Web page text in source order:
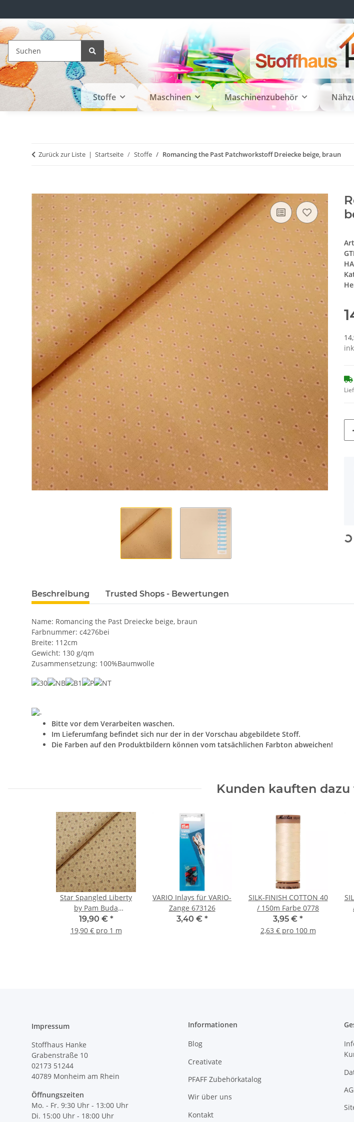
Stoffe Maschinen Maschinenzubehör
Zurück zur Liste Startseite Stoffe Romancing the Past Patchworkstoff Dreiecke beige, braun
Loading...
Beschreibung Trusted Shops - Bewertungen
Name: Romancing the Past Dreiecke beige, braun
Farbnummer: c4276bei
Breite: 112cm
Gewicht: 130 g/qm
Zusammensetzung: 100%Baumwolle
Bitte vor dem Verarbeiten waschen.
Im Lieferumfang befindet sich nur der in der Vorschau abgebildete Stoff.
Die Farben auf den Produktbildern können vom tatsächlichen Farbton abweichen!
Kunden kauften
Star Spangled Liberty
by Pam Buda
Patchworkstoff
Ornamente beige,
19,90 € *
19,90 € pro 1 m
VARIO Inlays für VARIO-
Zange 673126
3,40 € *
SILK-FINISH COTTON 40
/ 150m Farbe 0778
3,95 € *
2,63 € pro 100 m
Impressum
Stoffhaus Hanke
Grabenstraße 10
02173 51244
40789 Monheim am Rhein
Öffnungszeiten
Mo. - Fr. 9:30 Uhr - 13:00 Uhr
Di. 15:00 Uhr - 18:00 Uhr
Informationen
Blog
Creativate
PFAFF Zubehörkatalog
Wir über uns
Kontakt